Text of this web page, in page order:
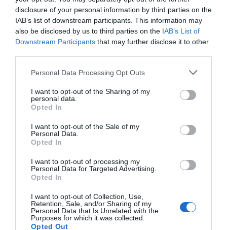
disclosure of your personal information by third parties on the
IAB’s list of downstream participants. This information may
also be disclosed by us to third parties on the IAB’s List of
Downstream Participants that may further disclose it to other
Personal Data Processing Opt Outs
I want to opt-out of the Sharing of my
personal data.
Opted In
I want to opt-out of the Sale of my
Personal Data.
Opted In
I want to opt-out of processing my
Personal Data for Targeted Advertising.
Opted In
I want to opt-out of Collection, Use,
Retention, Sale, and/or Sharing of my
Personal Data that Is Unrelated with the
Purposes for which it was collected.
Opted Out
ninguna posibilidad en la fase de instrucción, el escrito
recuerda que la mera existencia de laUnidad de Asuntos
Internosresponde a la previsión legal de investigar
eventuales desviaciones de conducta en las fuerzas de
seguridad, aludiendo a precedentes tramitados en la
condenados por actuaciones irregulares en recintos
estratégicos como el aeropuerto de Madrid-Barajas.
Esta argumentación procesal provocó una inmediata
reacción política e institucional, llevando a sindicatos
policiales a expresar su malestar y motivando una queja
formal del ministro del Interior, Fernando Grande-
Poder Judicial (CGPJ), Isabel Perelló. La controversia
derivó en la designación de un instructor en el órgano de